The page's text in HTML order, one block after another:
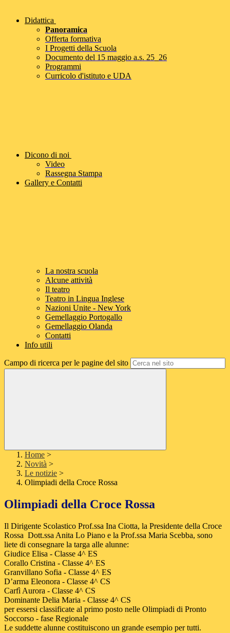
Didattica
Panoramica
Offerta formativa
I Progetti della Scuola
Documento del 15 maggio a.s. 25_26
Programmi
Curricolo d'istituto e UDA
Dicono di noi
Video
Rassegna Stampa
Gallery e Contatti
La nostra scuola
Alcune attività
Il teatro
Teatro in Lingua Inglese
Nazioni Unite - New York
Gemellaggio Portogallo
Gemellaggio Olanda
Contatti
Info utili
Campo di ricerca per le pagine del sito
Home >
Novità >
Le notizie >
Olimpiadi della Croce Rossa
Olimpiadi della Croce Rossa
Il Dirigente Scolastico Prof.ssa Ina Ciotta, la Presidente della Croce
Rossa Dott.ssa Anita Lo Piano e la Prof.ssa Maria Scebba, sono
liete di consegnare la targa alle alunne:
Giudice Elisa - Classe 4^ ES
Corallo Cristina - Classe 4^ ES
Granvillano Sofia - Classe 4^ ES
D’arma Eleonora - Classe 4^ CS
Carfì Aurora - Classe 4^ CS
Dominante Delia Maria - Classe 4^ CS
per essersi classificate al primo posto nelle Olimpiadi di Pronto
Soccorso - fase Regionale
Le suddette alunne costituiscono un grande esempio per tutti.